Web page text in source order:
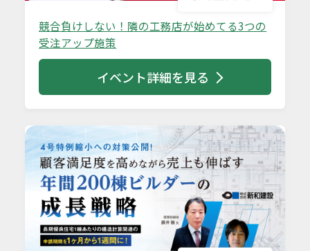
競合負けしない！隣の工務店が始めてる3つの
受注アップ施策
イベント詳細を見る